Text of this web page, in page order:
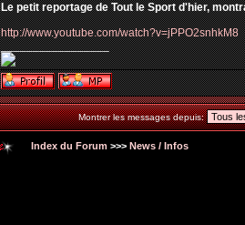
Le petit reportage de Tout le Sport d'hier,
http://www.youtube.com/watch?v=jPPO2snhkM8
_________________
Montrer les messages depuis:
Index du Forum >>> News / Infos